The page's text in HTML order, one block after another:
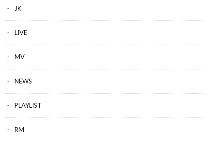
JK
LIVE
MV
NEWS
PLAYLIST
RM